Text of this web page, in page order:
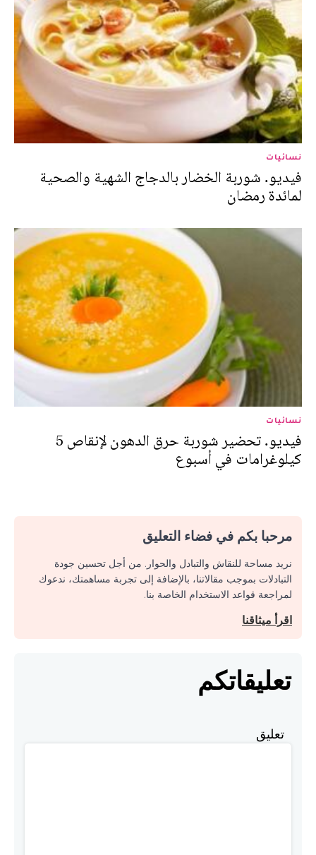
نسائيات
فيديو. شوربة الخضار بالدجاج الشهية والصحية
لمائدة رمضان
نسائيات
فيديو. تحضير شوربة حرق الدهون لإنقاص 5
كيلوغرامات في أسبوع
مرحبا بكم في فضاء التعليق
نريد مساحة للنقاش والتبادل والحوار. من أجل تحسين جودة
التبادلات بموجب مقالاتنا، بالإضافة إلى تجربة مساهمتك، ندعوك
لمراجعة قواعد الاستخدام الخاصة بنا.
اقرأ ميثاقنا
تعليقاتكم
تعليق